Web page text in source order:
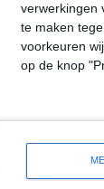
verwerkingen
te maken
voorkeuren
op de knop
ZW 2
17:00
bekijk de